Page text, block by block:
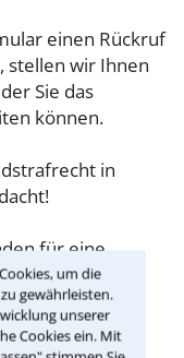
um die
gewährleisten.
unserer
Cookies ein. Mit
einen Rückruf
stellen wir Ihnen
Sie das
können.
in
für eine
des
geregelt. Die
betragen